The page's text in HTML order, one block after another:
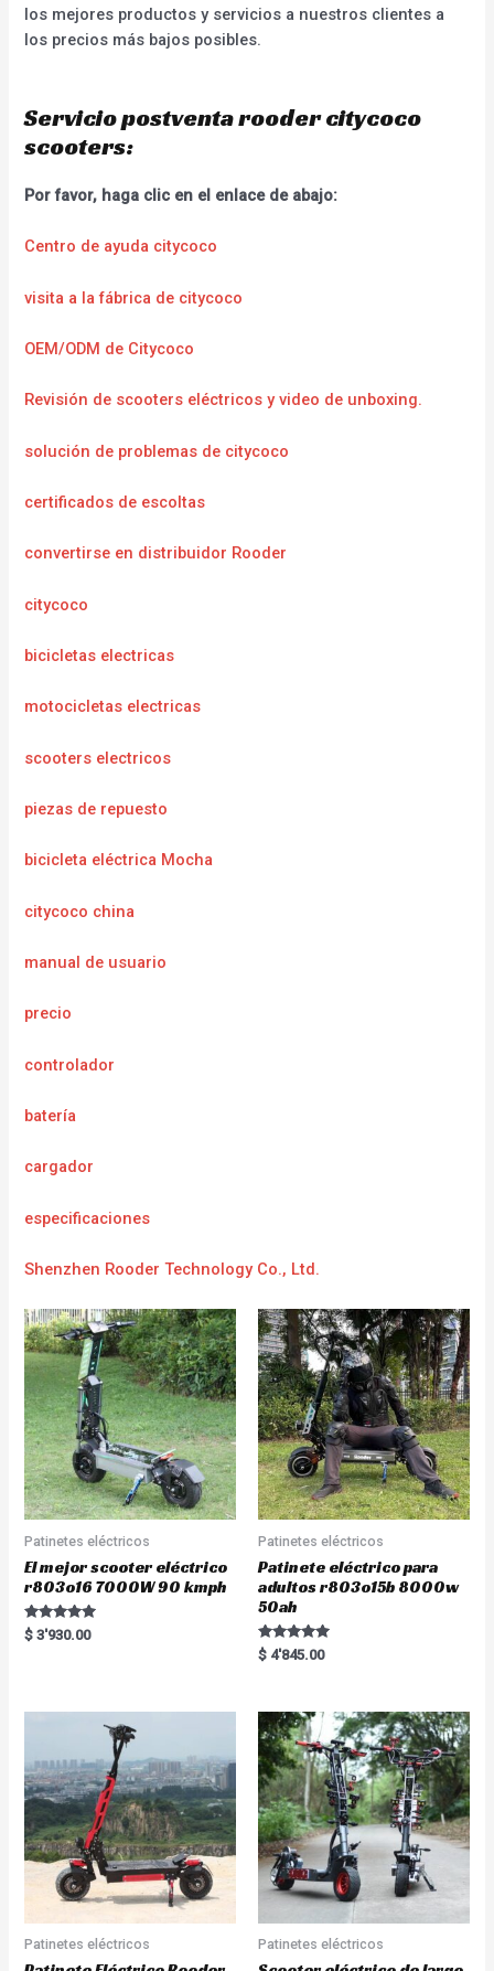
los mejores productos y servicios a nuestros clientes a
los precios más bajos posibles.
Servicio postventa rooder citycoco
scooters:
Por favor, haga clic en el enlace de abajo:
Centro de ayuda citycoco
visita a la fábrica de citycoco
OEM/ODM de Citycoco
Revisión de scooters eléctricos y video de unboxing.
solución de problemas de citycoco
certificados de escoltas
convertirse en distribuidor Rooder
citycoco
bicicletas electricas
motocicletas electricas
scooters electricos
piezas de repuesto
bicicleta eléctrica Mocha
citycoco china
manual de usuario
precio
controlador
batería
cargador
especificaciones
Shenzhen Rooder Technology Co., Ltd.
Patinetes eléctricos
El mejor scooter eléctrico
r803o16 7000W 90 kmph
Rated
5.00
$ 3'930.00
Patinetes eléctricos
Patinete eléctrico para
adultos r803o15b 8000w
50ah
Rated
5.00
$ 4'845.00
Patinetes eléctricos Patinetes eléctricos